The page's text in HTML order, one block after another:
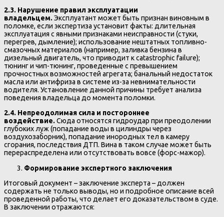
2.3. Нарушение правил эксплуатации
владельцем.Эксплуатант может быть признан виновным в
поломке, если экспертиза установит факты: длительная
эксплуатация с явными признаками неисправности (стуки,
перегрев, дымление); использование нештатных топливно-
смазочных материалов (например, заливка бензина в
дизельный двигатель, что приводит к catastrophic failure);
тюнинг и чип-тюнинг, проведенные с превышением
прочностных возможностей агрегата; банальный недостаток
масла или антифриза в системе из-за невнимательности
водителя. Установление данной причины требует анализа
поведения владельца до момента поломки.
2.4. Непреодолимая сила и постороннее
воздействие.Сюда относятся гидроудар при преодолении
глубоких луж (попадание воды в цилиндры через
воздухозаборник), попадание инородных тел в камеру
сгорания, последствия ДТП. Вина в таком случае может быть
перераспределена или отсутствовать вовсе (форс-мажор).
Формирование экспертного заключения
Итоговый документ – заключение эксперта – должен
содержать не только выводы, но и подробное описание всей
проведенной работы, что делает его доказательством в суде.
В заключении отражаются: